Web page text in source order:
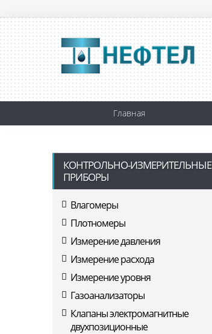
Главная
КОНТРОЛЬНО-ИЗМЕРИТЕЛЬНЫЕ
ПРИБОРЫ
Влагомеры
Плотномеры
Измерение давления
Измерение расхода
Измерение уровня
Газоанализаторы
Клапаны электромагнитные
двухпозиционные